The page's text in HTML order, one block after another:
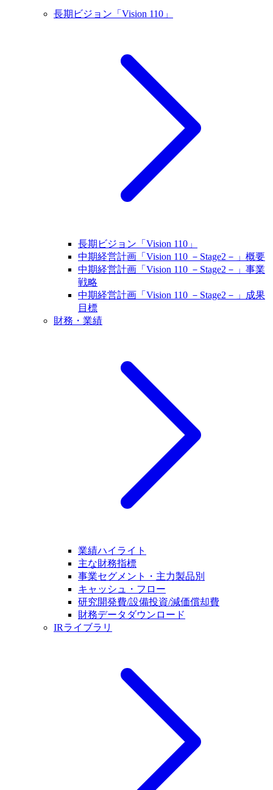
長期ビジョン「Vision 110」
長期ビジョン「Vision 110」
中期経営計画「Vision 110 －Stage2－」概要
中期経営計画「Vision 110 －Stage2－」事業
戦略
中期経営計画「Vision 110 －Stage2－」成果
目標
財務・業績
業績ハイライト
主な財務指標
事業セグメント・主力製品別
キャッシュ・フロー
研究開発費/設備投資/減価償却費
財務データダウンロード
IRライブラリ